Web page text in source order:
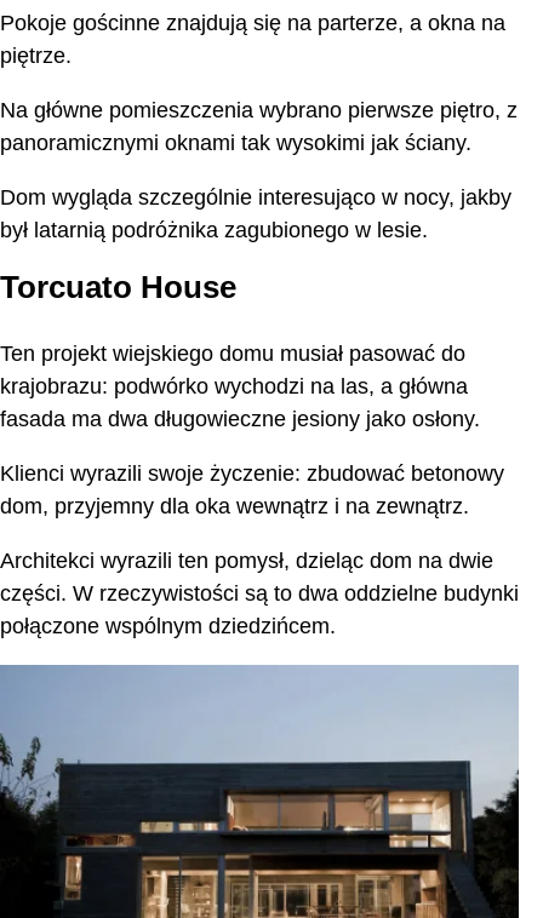
Pokoje gościnne znajdują się na parterze, a okna na
piętrze.
Na główne pomieszczenia wybrano pierwsze piętro, z
panoramicznymi oknami tak wysokimi jak ściany.
Dom wygląda szczególnie interesująco w nocy, jakby
był latarnią podróżnika zagubionego w lesie.
Torcuato House
Ten projekt wiejskiego domu musiał pasować do
krajobrazu: podwórko wychodzi na las, a główna
fasada ma dwa długowieczne jesiony jako osłony.
Klienci wyrazili swoje życzenie: zbudować betonowy
dom, przyjemny dla oka wewnątrz i na zewnątrz.
Architekci wyrazili ten pomysł, dzieląc dom na dwie
części. W rzeczywistości są to dwa oddzielne budynki
połączone wspólnym dziedzińcem.